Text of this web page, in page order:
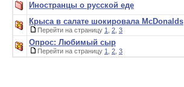
Иностранцы о русской еде
Крыса в салате шокировала McDonalds
Перейти на страницу 1 2 3
Опрос: Любимый сыр
Перейти на страницу 1 2 3